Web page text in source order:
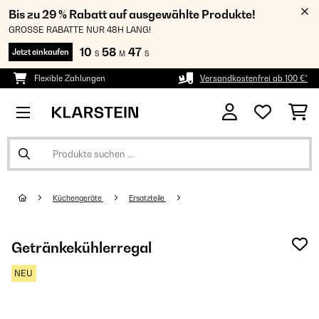
Bis zu 29 % Rabatt auf ausgewählte Produkte!
GROSSE RABATTE NUR 48H LANG!
Jetzt einkaufen 10 S 58 M 46 S
Flexible Zahlungen Versandkostenfrei ab 100 €*
Küchengeräte Ersatzteile
Getränkekühlerregal
NEU